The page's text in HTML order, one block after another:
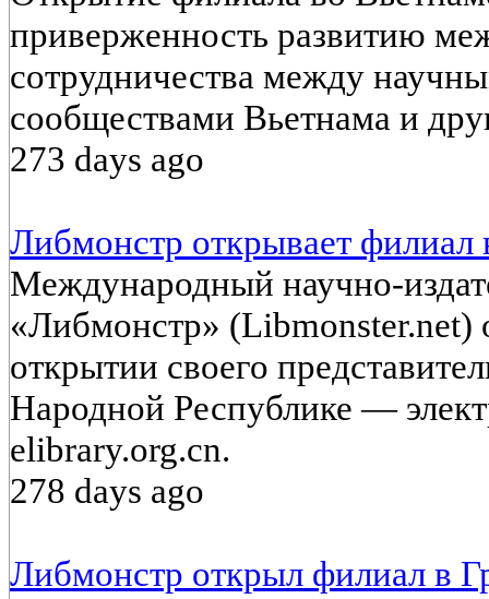
приверженность развитию
сотрудничества между
сообществами Вьетнама и
273 days ago
Либмонстр открывает филиал
Международный научно-
«Либмонстр» (Libmonster.net)
открытии своего
Народной Республике —
elibrary.org.cn.
278 days ago
Либмонстр открыл филиал в